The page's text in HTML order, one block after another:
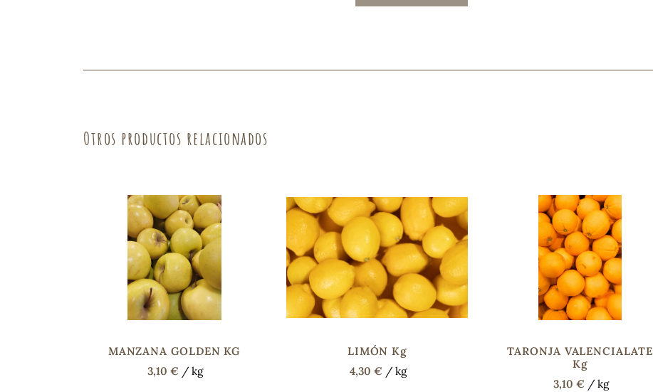
Higiene y cuidado capilar
Otros productos relacionados
MANZANA GOLDEN KG
3,10 € / kg
LIMÓN Kg
4,30 € / kg
TARONJA VALENCIALATE
Kg
3,10 € / kg